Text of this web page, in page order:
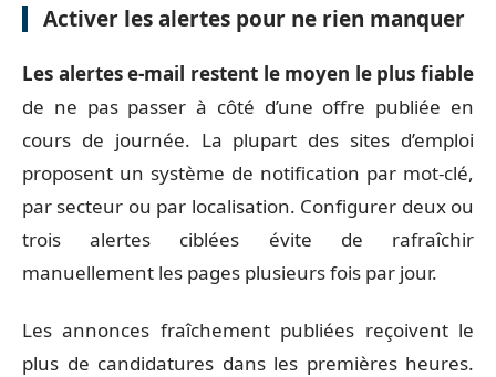
Activer les alertes pour ne rien manquer
Les alertes e-mail restent le moyen le plus fiable
de ne pas passer à côté d’une offre publiée en
cours de journée. La plupart des sites d’emploi
proposent un système de notification par mot-clé,
par secteur ou par localisation. Configurer deux ou
trois alertes ciblées évite de rafraîchir
manuellement les pages plusieurs fois par jour.
Les annonces fraîchement publiées reçoivent le
plus de candidatures dans les premières heures.